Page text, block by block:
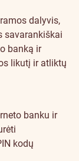
dalyvis,
savarankiškai
banką ir
likutį ir atliktų
banku ir
kodų